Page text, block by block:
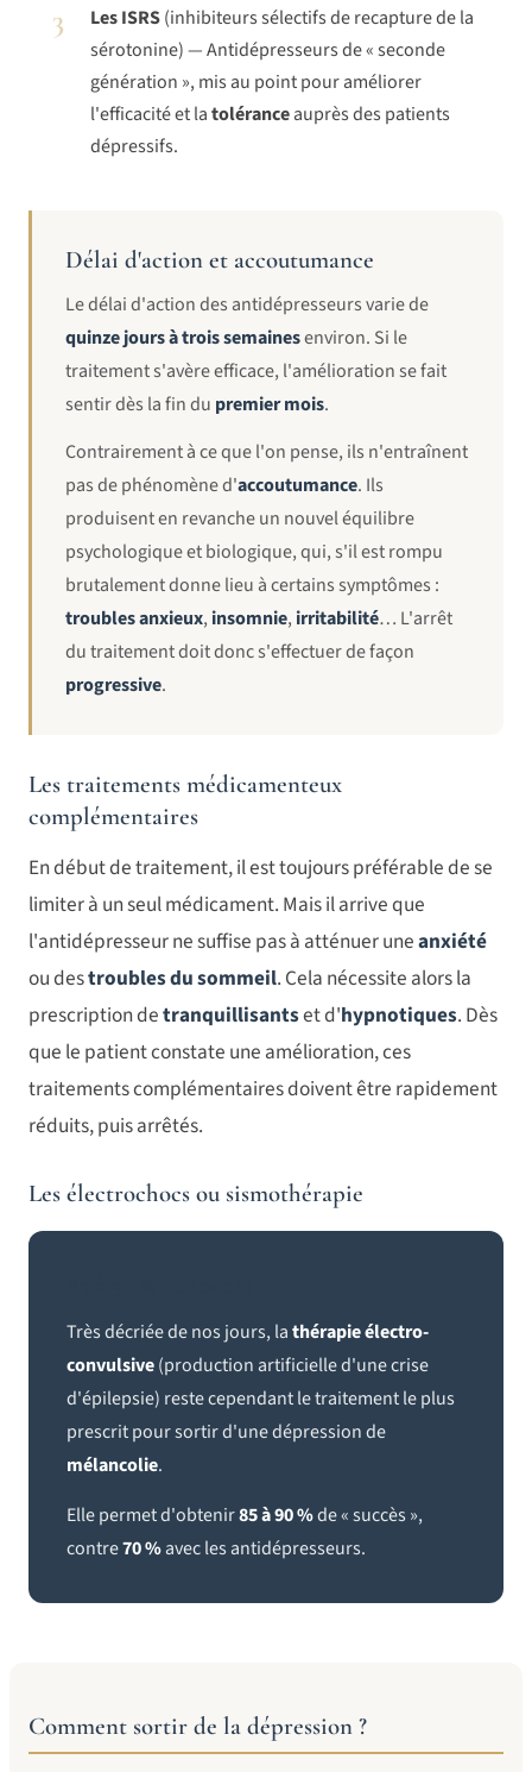
3 Les ISRS(inhibiteurs sélectifs de recapture de la
sérotonine) — Antidépresseurs de « seconde
génération », mis au point pour améliorer
l'efficacité et latoléranceauprès des patients
dépressifs.
Délai d'action et accoutumance
Le délai d'action des antidépresseurs varie de
quinze jours à trois semainesenviron. Si le
traitement s'avère efficace, l'amélioration se fait
sentir dès la fin du premier mois.
Contrairement à ce que l'on pense, ils n'entraînent
pas de phénomène d'accoutumance. Ils
produisent en revanche un nouvel équilibre
psychologique et biologique, qui, s'il est rompu
brutalement donne lieu à certains symptômes :
troubles anxieux, insomnie, irritabilité… L'arrêt
du traitement doit donc s'effectuer de façon
progressive.
Les traitements médicamenteux
complémentaires
En début de traitement, il est toujours préférable de se
limiter à un seul médicament. Mais il arrive que
l'antidépresseur ne suffise pas à atténuer uneanxiété
ou destroubles du sommeil. Cela nécessite alors la
prescription detranquillisantset d'hypnotiques. Dès
que le patient constate une amélioration, ces
traitements complémentaires doivent être rapidement
réduits, puis arrêtés.
Les électrochocs ou sismothérapie
Très décriée de nos jours, lathérapie électro-
convulsive(production artificielle d'une crise
d'épilepsie) reste cependant le traitement le plus
prescrit pour sortir d'une dépression de
mélancolie.
Elle permet d'obtenir85 à 90 %de « succès »,
contre70 %avec les antidépresseurs.
Comment sortir de la dépression ?